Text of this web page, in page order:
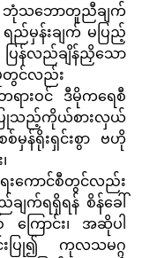
ဘုံသဘောတူညီချက်
ည်မှန်းချက် မပြည့်
ြန်လည်ချိန်ညှိသော
တွင်လည်း
တရားဝင် ဒီမိုကရေစီ
ြုသည့်ကိုယ်စားလှယ်
စ်မှန်ရိုးရှင်းစွာ ဗဟို
းကောင်စီတွင်လည်း
က်ရရှိရန် စိန်ခေါ်
ကြောင်း၊ အဆိုပါ
းပြု၍ ကုလသမဂ္ဂ